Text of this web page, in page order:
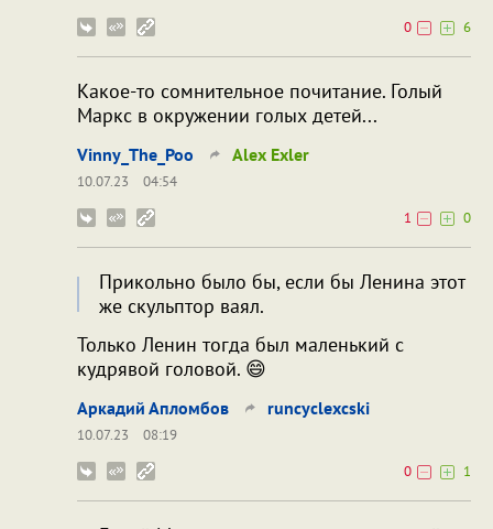
0
6
Какое-то сомнительное почитание. Голый
Маркс в окружении голых детей...
Vinny_The_Poo Alex Exler
10.07.23
04:54
1
0
Прикольно было бы, если бы Ленина этот
же скульптор ваял.
Только Ленин тогда был маленький с
кудрявой головой. 😄
Аркадий Апломбов runcyclexcski
10.07.23
08:19
0
1